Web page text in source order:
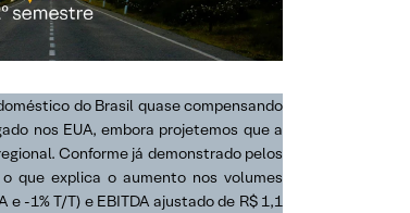
do Brasil quase compensando
nos EUA, embora projetemos que a
Conforme já demonstrado pelos
que explica o aumento nos volumes
-1% T/T) e EBITDA ajustado de R$ 1,1